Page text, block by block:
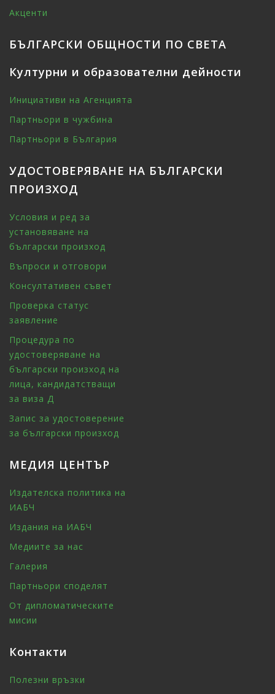
Акценти
БЪЛГАРСКИ ОБЩНОСТИ ПО СВЕТА
Културни и образователни дейности
Инициативи на Агенцията
Партньори в чужбина
Партньори в България
УДОСТОВЕРЯВАНЕ НА БЪЛГАРСКИ
ПРОИЗХОД
Условия и ред за
установяване на
български произход
Въпроси и отговори
Консултативен съвет
Проверка статус
заявление
Процедура по
удостоверяване на
български произход на
лица, кандидатстващи
за виза Д
Запис за удостоверение
за български произход
МЕДИЯ ЦЕНТЪР
Издателска политика на
ИАБЧ
Издания на ИАБЧ
Медиите за нас
Галерия
Партньори споделят
От дипломатическите
мисии
Контакти
Полезни връзки